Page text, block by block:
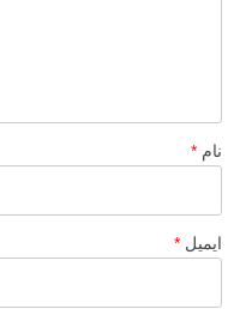
نام *
ایمیل *